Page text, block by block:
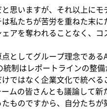
思いますが、それ以上に
私たちが苦労を重ねた末
アを奪われることなく、
としてグループ理念であ
制はレポートラインの整
ではなく企業文化で統べる
ムの皆さんとも議論して
ものですから、自分たち